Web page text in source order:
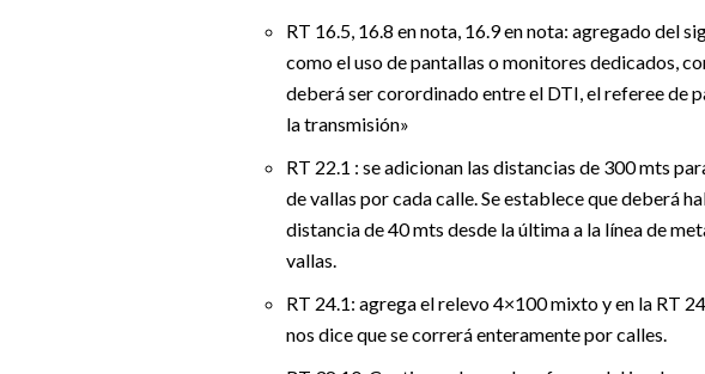
RT 16.5, 16.8 en nota, 16.9 en nota: agregado del
como el uso de pantallas o monitores dedicados,
deberá ser corordinado entre el DTI, el referee de
la transmisión»
RT 22.1 : se adicionan las distancias de 300 mts
de vallas por cada calle. Se establece que deberá
distancia de 40 mts desde la última a la línea de
vallas.
RT 24.1: agrega el relevo 4×100 mixto y en la RT
nos dice que se correrá enteramente por calles.